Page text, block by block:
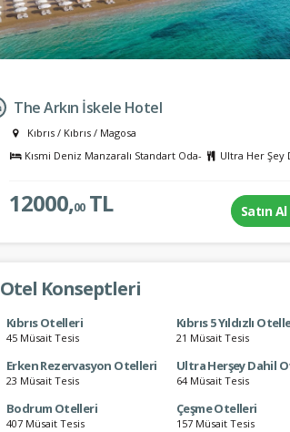
The Arkın İskele Hotel
Kıbrıs / Kıbrıs / Magosa
Kısmi Deniz Manzaralı Standart Oda-
Ultra Her Şey
12000,00TL Satın Al
Otel Konseptleri
Kıbrıs Otelleri
45 Müsait Tesis
Kıbrıs 5 Yıldızlı
21 Müsait Tesis
Erken Rezervasyon Otelleri
23 Müsait Tesis
Ultra Herşey Dahil
64 Müsait Tesis
Bodrum Otelleri
407 Müsait Tesis
Çeşme Otelleri
157 Müsait Tesis